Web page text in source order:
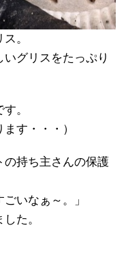
。
グリスをたっぷり
。
す・・・）
持ち主さんの保護
いなぁ～。」
た。